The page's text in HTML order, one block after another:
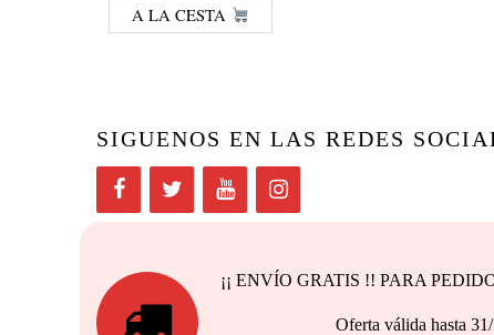
A LA CESTA
SIGUENOS EN LAS REDES
¡¡ ENVÍO GRATIS !! PARA
Oferta válida